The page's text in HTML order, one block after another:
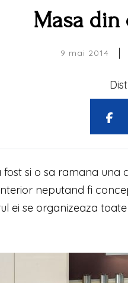
Masa din
9 mai 2014 |
fost si o sa ramana una
neputand fi
ei se organizeaza